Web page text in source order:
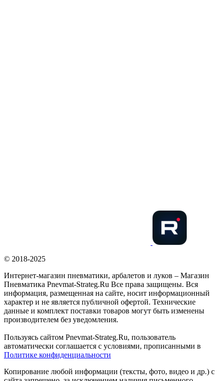
© 2018-2025
Интернет-магазин пневматики, арбалетов и луков – Магазин
Пневматика Pnevmat-Strateg.Ru Все права защищены. Вся
информация, размещенная на сайте, носит информационный
характер и не является публичной офертой. Технические
данные и комплект поставки товаров могут быть изменены
производителем без уведомления.
Пользуясь сайтом Pnevmat-Strateg.Ru, пользователь
автоматически соглашается с условиями, прописанными в
Политике конфиденциальности
Копирование любой информации (тексты, фото, видео и др.) с